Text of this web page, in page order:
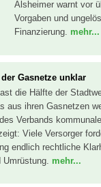
Alsheimer warnt vor
Vorgaben und
Finanzierung. mehr...
Gasnetze unklar
die Hälfte der
aus ihren Gasnetzen
Verbands
Viele Versorger
endlich rechtliche
mehr...